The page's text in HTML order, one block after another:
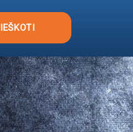
IEŠKOTI